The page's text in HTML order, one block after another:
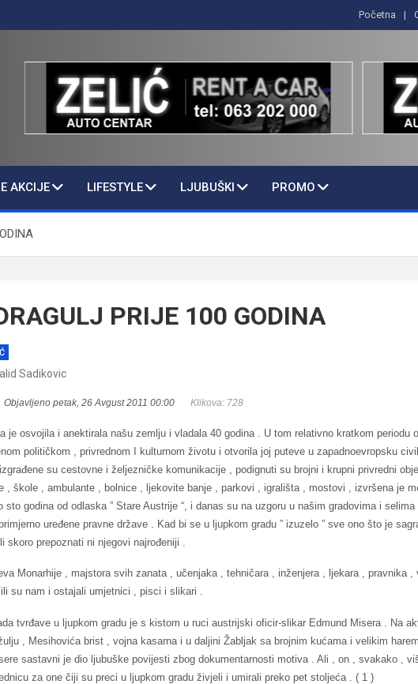
Početna
AKCIJE LIFESTYLE LJUBUŠKI PROMO
PRIJE 100 GODINA
Sadikovic
Objavljeno petak, 26 Avgust 2011 00:00 Klikova: 728
je osvojila i anektirala našu zemlju i vladala 40 godina . U tom relativno kratkom periodu
političkom , privrednom I kulturnom životu i otvorila joj puteve u zapadnoevropsku
su cestovne i željezničke komunikacije , podignuti su brojni i krupni privredni
, škole , ambulante , bolnice , ljekovite banje , parkovi , igrališta , mostovi , izvršena je
godina od odlaska ” Stare Austrije “, i danas su na uzgoru u našim gradovima i selima
uređene pravne države . Kad bi se u ljupkom gradu ” izuzelo ” sve ono što je
skoro prepoznati ni njegovi najrođeniji .
Monarhije , majstora svih zanata , učenjaka , tehničara , inženjera , ljekara , pravnika ,
su nam i ostajali umjetnici , pisci i slikari .
tvrđave u ljupkom gradu je s kistom u ruci austrijski oficir-slikar Edmund Misera . Na
, Mesihovića brist , vojna kasarna i u daljini Žabljak sa brojnim kućama i velikim
sastavni je dio ljubuške povijesti zbog dokumentarnosti motiva . Ali , on , svakako ,
za one čiji su preci u ljupkom gradu živjeli i umirali preko pet stoljeća . ( 1 )